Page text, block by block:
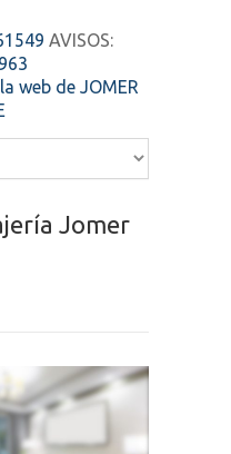
AVISOS:
web de JOMER
Jomer